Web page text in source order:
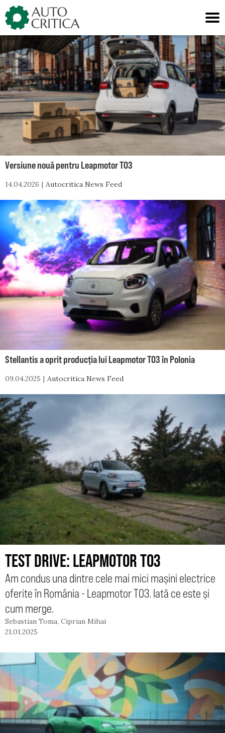
Skip
to
content
Versiune nouă pentru Leapmotor T03
14.04.2026 Autocritica News Feed
Stellantis a oprit producția lui Leapmotor T03 în Polonia
09.04.2025 Autocritica News Feed
TEST DRIVE: LEAPMOTOR T03
Am condus una dintre cele mai mici mașini electrice
oferite în România - Leapmotor T03. Iată ce este și
cum merge.
Sebastian Toma, Ciprian Mihai
21.01.2025